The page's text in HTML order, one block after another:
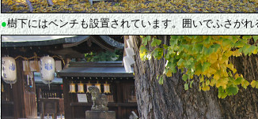
●樹下にはベンチも設置されています。囲いでふさが